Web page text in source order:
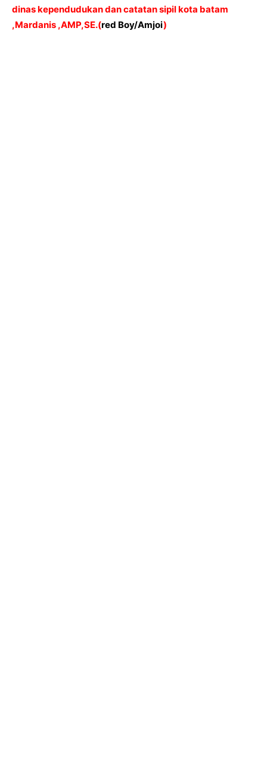
dinas kependudukan dan catatan sipil kota batam
,Mardanis ,AMP,SE.(red Boy/Amjoi)